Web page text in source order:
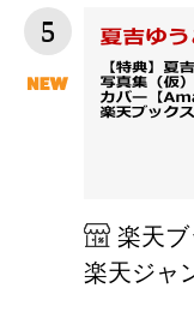
5
楽天ブ
楽天ジャ